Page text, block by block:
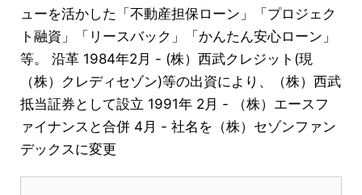
ューを活かした「不動産担保ローン」「プロジェク
ト融資」「リースバック」「かんたん安心ローン」
等。 沿革 1984年2月 - (株）西武クレジット(現
（株）クレディセゾン)等の出資により、（株）西武
抵当証券として設立 1991年 2月 - （株）エースフ
ァイナンスと合併 4月 - 社名を（株）セゾンファン
デックスに変更